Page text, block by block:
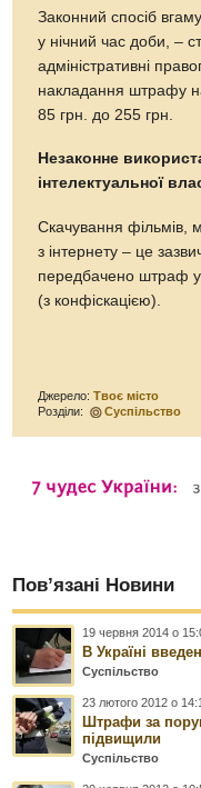
Законний спосіб
у нічний час доби, –
адміністративні
накладання штрафу
85 грн. до 255 грн.
Незаконне
інтелектуальної
Скачування фільмів,
з інтернету – це
передбачено штраф у
(з конфіскацією).
Джерело:Твоє місто
Розділи:
Суспільство
Пов’язані Новини
19 червня 2014 о
В Україні
Суспільство
23 лютого 2012 о
Штрафи за
підвищили
Суспільство